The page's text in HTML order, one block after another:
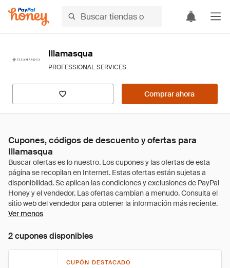
Illamasqua
PROFESSIONAL SERVICES
Comprar ahora
Cupones, códigos de descuento y ofertas para
Illamasqua
Ver menos
2 cupones disponibles
CUPÓN DESTACADO